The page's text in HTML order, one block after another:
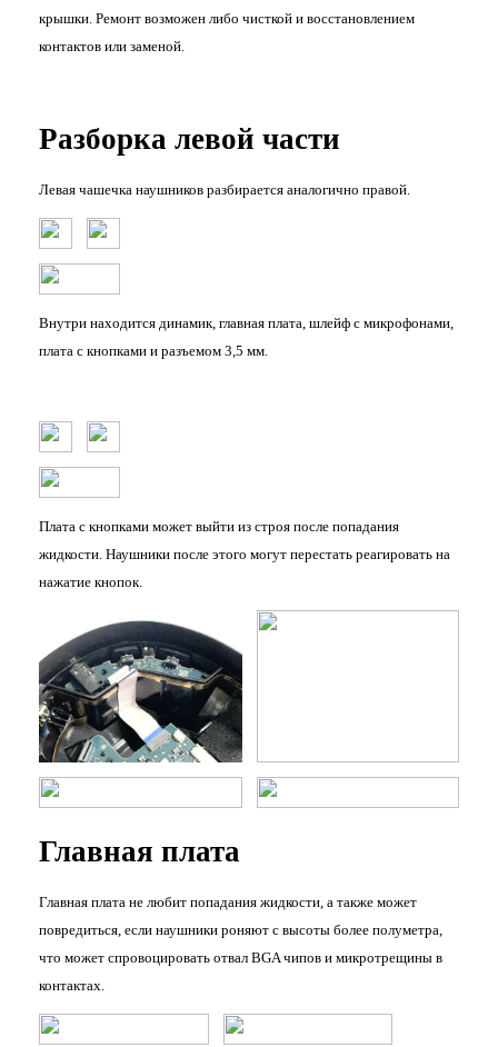
крышки. Ремонт возможен либо чисткой и восстановлением
контактов или заменой.
Разборка левой части
Левая чашечка наушников разбирается аналогично правой.
Внутри находится динамик, главная плата, шлейф с микрофонами,
плата с кнопками и разъемом 3,5 мм.
Плата с кнопками может выйти из строя после попадания
жидкости. Наушники после этого могут перестать реагировать на
нажатие кнопок.
Главная плата
Главная плата не любит попадания жидкости, а также может
повредиться, если наушники роняют с высоты более полуметра,
что может спровоцировать отвал BGA чипов и микротрещины в
контактах.